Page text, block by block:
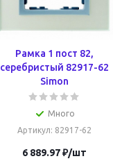
Рамка 1 пост 82,
серебристый 82917-62
Simon
Много
Артикул: 82917-62
6 889.97₽/шт